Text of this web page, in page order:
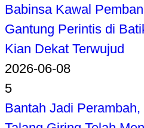
Babinsa Kawal
Gantung Perintis di
Kian Dekat Terwujud
2026-06-08
5
Bantah Jadi